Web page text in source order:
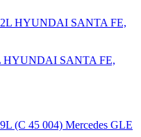
HYUNDAI SANTA FE,